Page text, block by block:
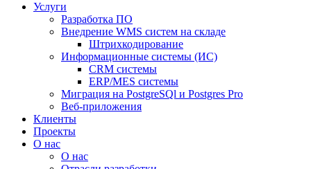
Услуги
Разработка ПО
Внедрение WMS систем на складе
Штрихкодирование
Информационные системы (ИС)
CRM системы
ERP/MES системы
Миграция на PostgreSQl и Postgres Pro
Веб-приложения
Клиенты
Проекты
О нас
О нас